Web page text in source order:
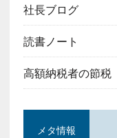
社長ブログ
読書ノート
高額納税者の節税
メタ情報